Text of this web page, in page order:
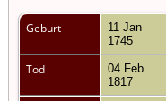
Geburt
11 Jan
1745
Tod
04 Feb
1817